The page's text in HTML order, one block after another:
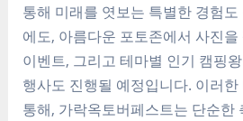
통해 미래를 엿보는 특별한 경험
에도, 아름다운 포토존에서 사진
이벤트, 그리고 테마별 인기 캠핑
행사도 진행될 예정입니다. 이러
통해, 가락옥토버페스트는 단순한